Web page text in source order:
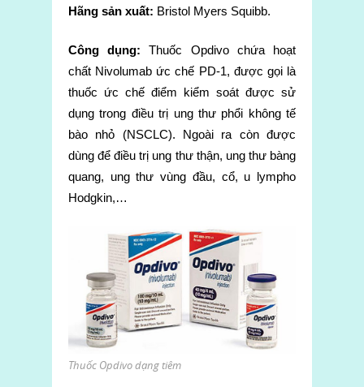
Hãng sản xuất: Bristol Myers Squibb.
Công dụng: Thuốc Opdivo chứa hoạt
chất Nivolumab ức chế PD-1, được gọi là
thuốc ức chế điểm kiểm soát được sử
dụng trong điều trị ung thư phổi không tế
bào nhỏ (NSCLC). Ngoài ra còn được
dùng để điều trị ung thư thận, ung thư bàng
quang, ung thư vùng đầu, cổ, u lympho
Hodgkin,…
Thuốc Opdivo dạng tiêm